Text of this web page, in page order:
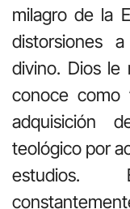
milagro de la
distorsiones
divino. Dios le
conoce como
adquisición
teológico por
estudios.